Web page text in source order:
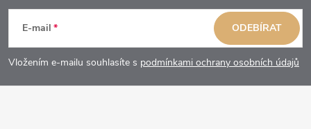
p
a
E-mail
Vložením e-mailu souhlasíte s podmínkami ochrany osobních údajů
ODEBÍRAT